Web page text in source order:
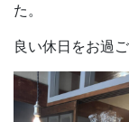
た。
良い休日をお過